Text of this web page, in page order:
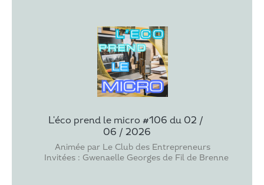
L'éco prend le micro #106 du 02 /
06 / 2026
Animée par Le Club des Entrepreneurs
Invitées : Gwenaelle Georges de Fil de Brenne a